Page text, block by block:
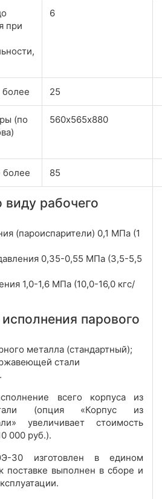
при
6
более 25
(по
560х565х880
более 85
виду рабочего
(пароиспарители) 0,1 МПа (1
0,35-0,55 МПа (3,5-5,5
1,0-1,6 МПа (10,0-16,0 кгс/
парового
металла (стандартный);
стали
всего корпуса из
(опция «Корпус из
увеличивает стоимость
000 руб.).
30 изготовлен в едином
поставке выполнен в сборе и